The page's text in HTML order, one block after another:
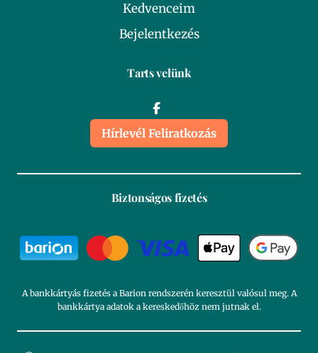
Kedvenceim
Bejelentkezés
Tarts velünk
Hírlevél Feliratkozás
Biztonságos fizetés
A bankkártyás fizetés a Barion rendszerén keresztül valósul meg. A
bankkártya adatok a kereskedőhöz nem jutnak el.